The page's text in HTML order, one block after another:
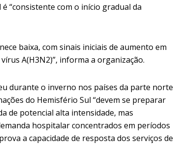
“consistente com o início gradual da
baixa, com sinais iniciais de aumento em
A(H3N2)”, informa a organização.
durante o inverno nos países da parte norte
do Hemisfério Sul “devem se preparar
de potencial alta intensidade, mas
hospitalar concentrados em períodos
a capacidade de resposta dos serviços de